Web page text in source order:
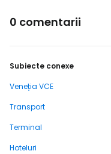
0 comentarii
Subiecte conexe
Veneția VCE
Transport
Terminal
Hoteluri